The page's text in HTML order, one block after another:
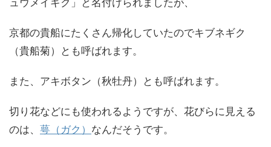
ュウメイギク」と名付けられましたが、
京都の貴船にたくさん帰化していたのでキブネギク
（貴船菊）とも呼ばれます。
また、アキボタン（秋牡丹）とも呼ばれます。
切り花などにも使われるようですが、花びらに見える
のは、 萼（ガク） なんだそうです。